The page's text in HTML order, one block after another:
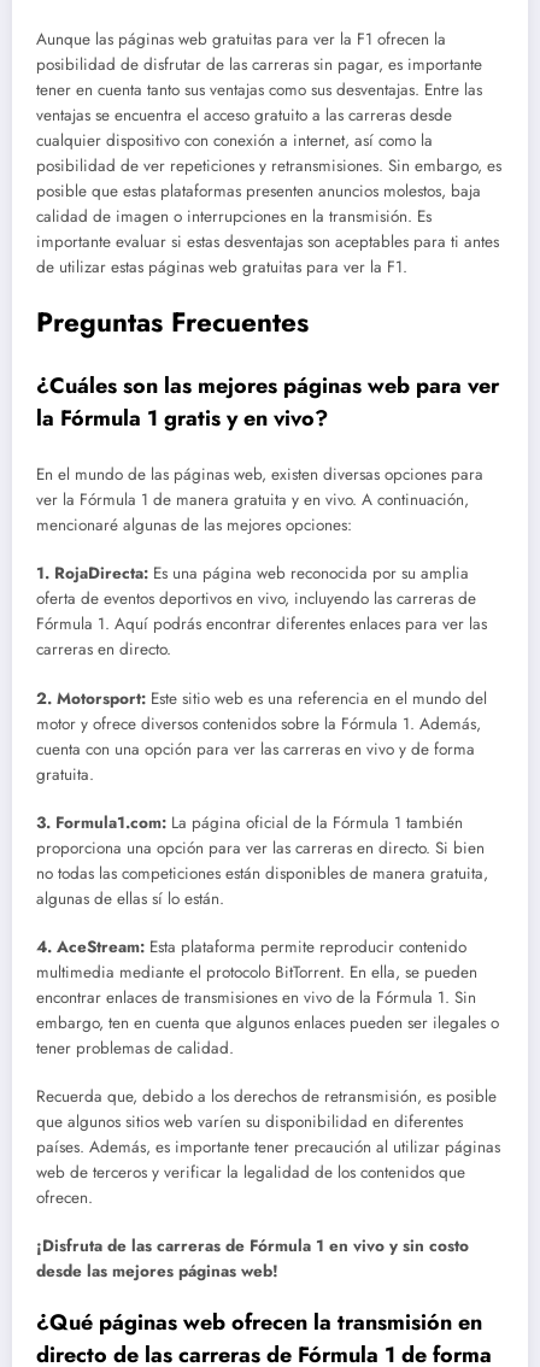
Aunque las páginas web gratuitas para ver la F1 ofrecen la
posibilidad de disfrutar de las carreras sin pagar, es importante
tener en cuenta tanto sus ventajas como sus desventajas. Entre las
ventajas se encuentra el acceso gratuito a las carreras desde
cualquier dispositivo con conexión a internet, así como la
posibilidad de ver repeticiones y retransmisiones. Sin embargo, es
posible que estas plataformas presenten anuncios molestos, baja
calidad de imagen o interrupciones en la transmisión. Es
importante evaluar si estas desventajas son aceptables para ti antes
de utilizar estas páginas web gratuitas para ver la F1.
Preguntas Frecuentes
¿Cuáles son las mejores páginas web para ver
la Fórmula 1 gratis y en vivo?
En el mundo de las páginas web, existen diversas opciones para
ver la Fórmula 1 de manera gratuita y en vivo. A continuación,
mencionaré algunas de las mejores opciones:
1. RojaDirecta: Es una página web reconocida por su amplia
oferta de eventos deportivos en vivo, incluyendo las carreras de
Fórmula 1. Aquí podrás encontrar diferentes enlaces para ver las
carreras en directo.
2. Motorsport: Este sitio web es una referencia en el mundo del
motor y ofrece diversos contenidos sobre la Fórmula 1. Además,
cuenta con una opción para ver las carreras en vivo y de forma
gratuita.
3. Formula1.com: La página oficial de la Fórmula 1 también
proporciona una opción para ver las carreras en directo. Si bien
no todas las competiciones están disponibles de manera gratuita,
algunas de ellas sí lo están.
4. AceStream: Esta plataforma permite reproducir contenido
multimedia mediante el protocolo BitTorrent. En ella, se pueden
encontrar enlaces de transmisiones en vivo de la Fórmula 1. Sin
embargo, ten en cuenta que algunos enlaces pueden ser ilegales o
tener problemas de calidad.
Recuerda que, debido a los derechos de retransmisión, es posible
que algunos sitios web varíen su disponibilidad en diferentes
países. Además, es importante tener precaución al utilizar páginas
web de terceros y verificar la legalidad de los contenidos que
ofrecen.
¡Disfruta de las carreras de Fórmula 1 en vivo y sin costo
desde las mejores páginas web!
¿Qué páginas web ofrecen la transmisión en
directo de las carreras de Fórmula 1 de forma